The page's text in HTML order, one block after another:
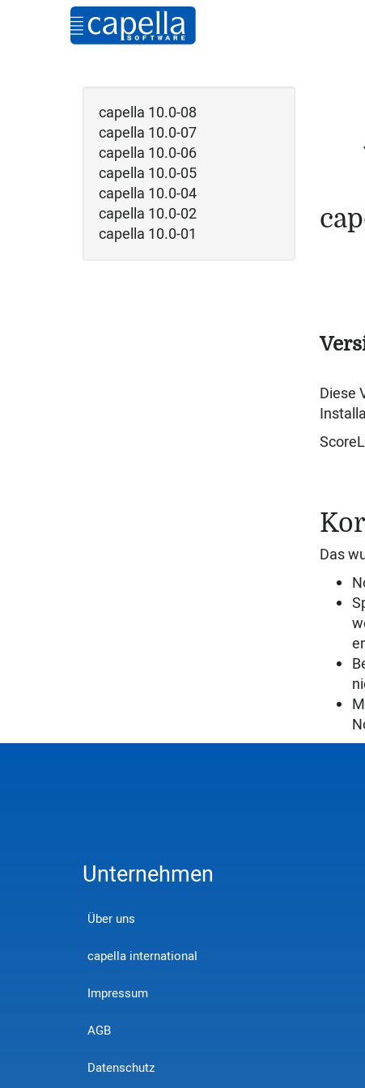
capella 10.0-08
capella 10.0-07
capella 10.0-06
capella 10.0-05
capella 10.0-04
capella 10.0-02
capella 10.0-01
Diese
Das
Unternehmen
Über uns
capella international
Impressum
AGB
Datenschutz